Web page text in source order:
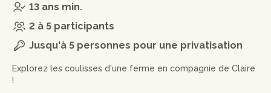
13 ans min.
2 à 5 participants
Jusqu'à 5 personnes pour une privatisation
Explorez les coulisses d'une ferme en compagnie de Claire
!